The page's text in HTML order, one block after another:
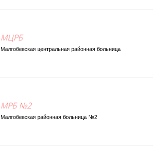
МЦРБ
Малгобекская центральная районная больница
МРБ №2
Малгобекская районная больница №2